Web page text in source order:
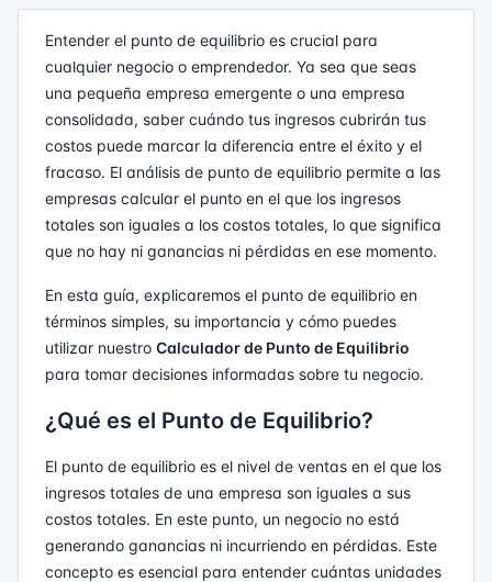
Entender el punto de equilibrio es crucial para
cualquier negocio o emprendedor. Ya sea que seas
una pequeña empresa emergente o una empresa
consolidada, saber cuándo tus ingresos cubrirán tus
costos puede marcar la diferencia entre el éxito y el
fracaso. El análisis de punto de equilibrio permite a las
empresas calcular el punto en el que los ingresos
totales son iguales a los costos totales, lo que significa
que no hay ni ganancias ni pérdidas en ese momento.
En esta guía, explicaremos el punto de equilibrio en
términos simples, su importancia y cómo puedes
utilizar nuestro Calculador de Punto de Equilibrio
para tomar decisiones informadas sobre tu negocio.
¿Qué es el Punto de Equilibrio?
El punto de equilibrio es el nivel de ventas en el que los
ingresos totales de una empresa son iguales a sus
costos totales. En este punto, un negocio no está
generando ganancias ni incurriendo en pérdidas. Este
concepto es esencial para entender cuántas unidades